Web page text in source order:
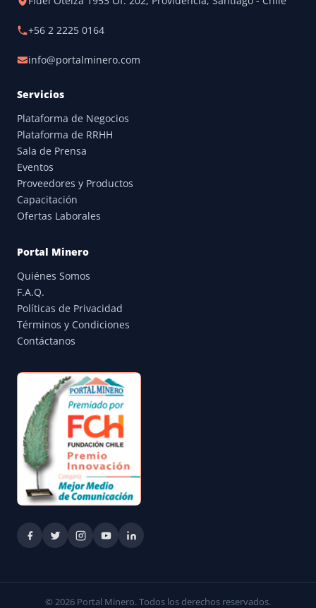
+56 2 2225 0164
info@portalminero.com
Servicios
Plataforma de Negocios
Plataforma de RRHH
Sala de Prensa
Eventos
Proveedores y Productos
Capacitación
Ofertas Laborales
Portal Minero
Quiénes Somos
F.A.Q.
Políticas de Privacidad
Términos y Condiciones
Contáctanos
© 2026 Portal Minero. Todos los derechos reservados.